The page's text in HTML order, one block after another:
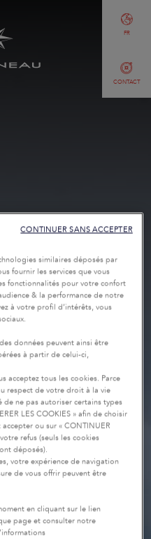
CONTACT
FR
similaires déposés par
fournir les services que vous
fonctionnalités pour votre confort
& la performance de notre
à votre profil d’intérêts, vous
données peuvent ainsi être
à partir de celui-ci,
acceptez tous les cookies. Parce
respect de votre droit à la vie
ne pas autoriser certains types
LES COOKIES » afin de choisir
ou sur « CONTINUER
refus (seuls les cookies
déposés).
votre expérience de navigation
de vous offrir peuvent être
en cliquant sur le lien
page et consulter notre
CONTINUER SANS ACCEPTER